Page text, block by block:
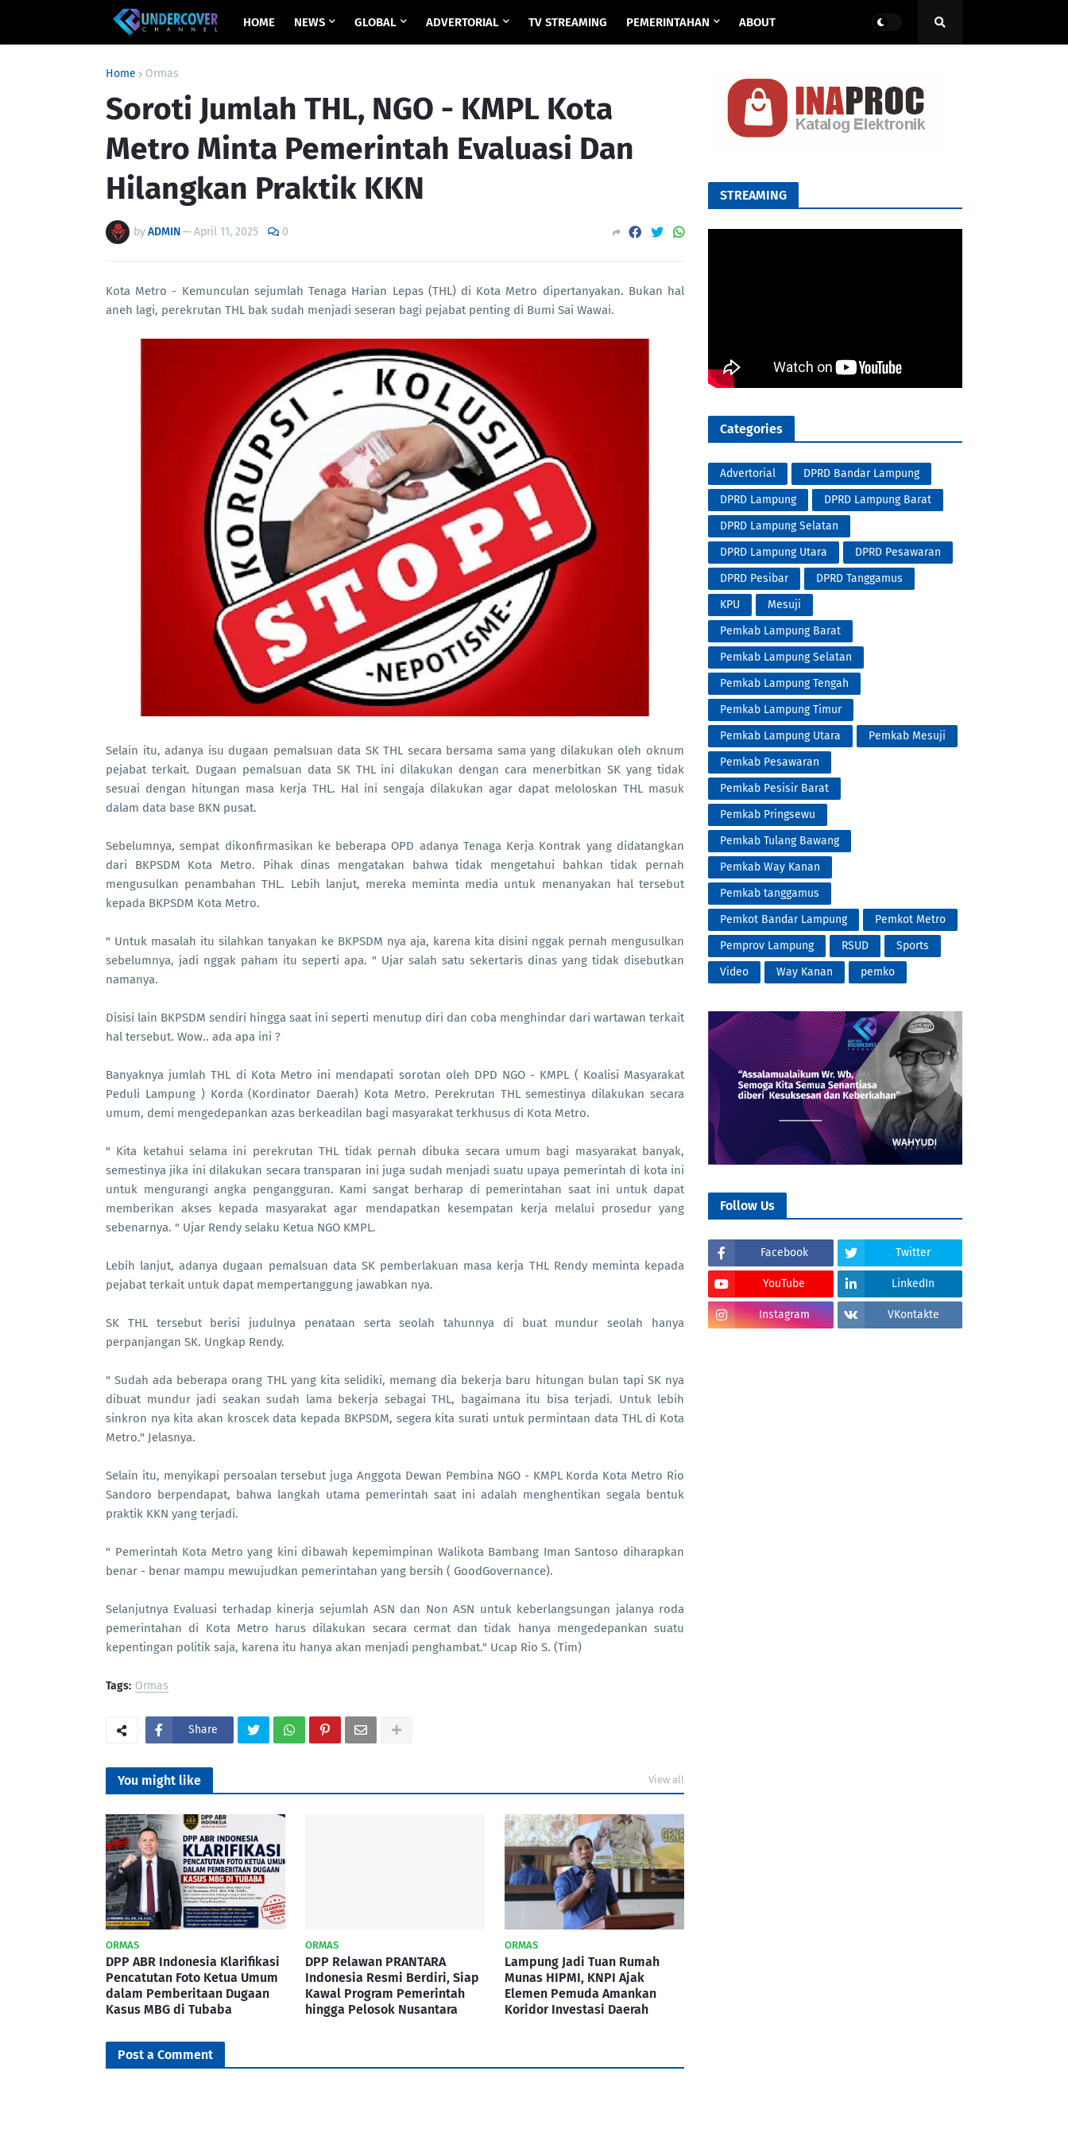
HOME NEWS GLOBAL ADVERTORIAL TV STREAMING PEMERINTAHAN ABOUT
Home Ormas
Soroti Jumlah THL, NGO - KMPL Kota
Metro Minta Pemerintah Evaluasi Dan
Hilangkan Praktik KKN
byADMIN—April 11, 2025 0
Kota Metro - Kemunculan sejumlah Tenaga Harian Lepas (THL) di Kota Metro dipertanyakan. Bukan hal
aneh lagi, perekrutan THL bak sudah menjadi seseran bagi pejabat penting di Bumi Sai Wawai.
Selain itu, adanya isu dugaan pemalsuan data SK THL secara bersama sama yang dilakukan oleh oknum
pejabat terkait. Dugaan pemalsuan data SK THL ini dilakukan dengan cara menerbitkan SK yang tidak
sesuai dengan hitungan masa kerja THL. Hal ini sengaja dilakukan agar dapat meloloskan THL masuk
dalam data base BKN pusat.
Sebelumnya, sempat dikonfirmasikan ke beberapa OPD adanya Tenaga Kerja Kontrak yang didatangkan
dari BKPSDM Kota Metro. Pihak dinas mengatakan bahwa tidak mengetahui bahkan tidak pernah
mengusulkan penambahan THL. Lebih lanjut, mereka meminta media untuk menanyakan hal tersebut
kepada BKPSDM Kota Metro.
" Untuk masalah itu silahkan tanyakan ke BKPSDM nya aja, karena kita disini nggak pernah mengusulkan
sebelumnya, jadi nggak paham itu seperti apa. " Ujar salah satu sekertaris dinas yang tidak disebutkan
namanya.
Disisi lain BKPSDM sendiri hingga saat ini seperti menutup diri dan coba menghindar dari wartawan terkait
hal tersebut. Wow.. ada apa ini ?
Banyaknya jumlah THL di Kota Metro ini mendapati sorotan oleh DPD NGO - KMPL ( Koalisi Masyarakat
Peduli Lampung ) Korda (Kordinator Daerah) Kota Metro. Perekrutan THL semestinya dilakukan secara
umum, demi mengedepankan azas berkeadilan bagi masyarakat terkhusus di Kota Metro.
" Kita ketahui selama ini perekrutan THL tidak pernah dibuka secara umum bagi masyarakat banyak,
semestinya jika ini dilakukan secara transparan ini juga sudah menjadi suatu upaya pemerintah di kota ini
untuk mengurangi angka pengangguran. Kami sangat berharap di pemerintahan saat ini untuk dapat
memberikan akses kepada masyarakat agar mendapatkan kesempatan kerja melalui prosedur yang
sebenarnya. " Ujar Rendy selaku Ketua NGO KMPL.
Lebih lanjut, adanya dugaan pemalsuan data SK pemberlakuan masa kerja THL Rendy meminta kepada
pejabat terkait untuk dapat mempertanggung jawabkan nya.
SK THL tersebut berisi judulnya penataan serta seolah tahunnya di buat mundur seolah hanya
perpanjangan SK. Ungkap Rendy.
" Sudah ada beberapa orang THL yang kita selidiki, memang dia bekerja baru hitungan bulan tapi SK nya
dibuat mundur jadi seakan sudah lama bekerja sebagai THL, bagaimana itu bisa terjadi. Untuk lebih
sinkron nya kita akan kroscek data kepada BKPSDM, segera kita surati untuk permintaan data THL di Kota
Metro." Jelasnya.
Selain itu, menyikapi persoalan tersebut juga Anggota Dewan Pembina NGO - KMPL Korda Kota Metro Rio
Sandoro berpendapat, bahwa langkah utama pemerintah saat ini adalah menghentikan segala bentuk
praktik KKN yang terjadi.
" Pemerintah Kota Metro yang kini dibawah kepemimpinan Walikota Bambang Iman Santoso diharapkan
benar - benar mampu mewujudkan pemerintahan yang bersih ( GoodGovernance).
Selanjutnya Evaluasi terhadap kinerja sejumlah ASN dan Non ASN untuk keberlangsungan jalanya roda
pemerintahan di Kota Metro harus dilakukan secara cermat dan tidak hanya mengedepankan suatu
kepentingan politik saja, karena itu hanya akan menjadi penghambat." Ucap Rio S. (Tim)
Tags: Ormas
Share
You might like View all
ORMAS
DPP ABR Indonesia Klarifikasi
Pencatutan Foto Ketua Umum
dalam Pemberitaan Dugaan
Kasus MBG di Tubaba
ORMAS
DPP Relawan PRANTARA
Indonesia Resmi Berdiri, Siap
Kawal Program Pemerintah
hingga Pelosok Nusantara
ORMAS
Lampung Jadi Tuan Rumah
Munas HIPMI, KNPI Ajak
Elemen Pemuda Amankan
Koridor Investasi Daerah
Post a Comment
STREAMING
Categories
Advertorial
DPRD Bandar Lampung
DPRD Lampung
DPRD Lampung Barat
DPRD Lampung Selatan
DPRD Lampung Utara
DPRD Pesawaran
DPRD Pesibar
DPRD Tanggamus
KPU
Mesuji
Pemkab Lampung Barat
Pemkab Lampung Selatan
Pemkab Lampung Tengah
Pemkab Lampung Timur
Pemkab Lampung Utara
Pemkab Mesuji
Pemkab Pesawaran
Pemkab Pesisir Barat
Pemkab Pringsewu
Pemkab Tulang Bawang
Pemkab Way Kanan
Pemkab tanggamus
Pemkot Bandar Lampung
Pemkot Metro
Pemprov Lampung
RSUD
Sports
Video
Way Kanan pemko
Follow Us
Facebook Twitter
YouTube LinkedIn
Instagram VKontakte